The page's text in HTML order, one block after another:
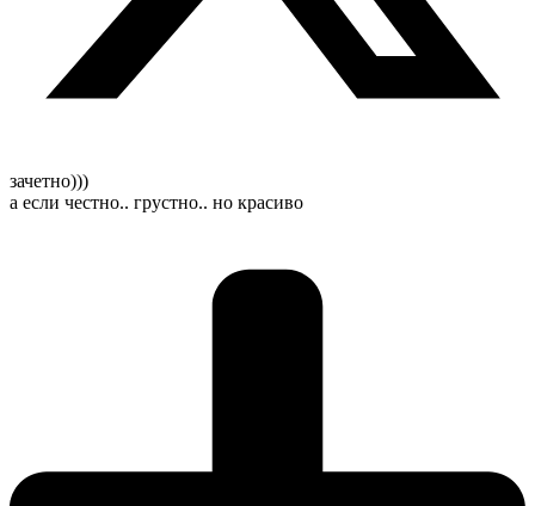
зачетно)))
а если честно.. грустно.. но красиво